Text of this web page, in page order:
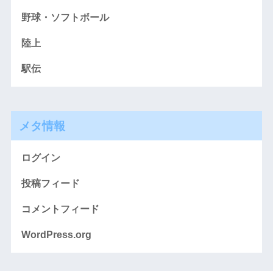
野球・ソフトボール
陸上
駅伝
メタ情報
ログイン
投稿フィード
コメントフィード
WordPress.org